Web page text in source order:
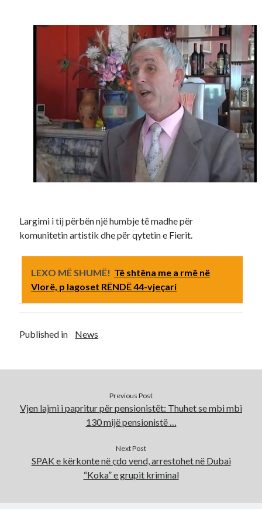
Largimi i tij përbën një humbje të madhe për
komunitetin artistik dhe për qytetin e Fierit.
LEXO MË SHUMË! Të shtëna me a rmë në
Vlorë, p lagoset RËNDË 44-vjeçari
Published in News
Previous Post
Vjen lajmi i papritur për pensionistët: Thuhet se mbi mbi
130 mijë pensionistë …
Next Post
SPAK e kërkonte në çdo vend, arrestohet në Dubai
“Koka” e grupit kriminal